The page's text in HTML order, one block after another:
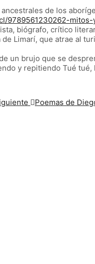
de los
9789561230262-
biógrafo, crítico
Limarí, que atrae al
un brujo que se
y repitiendo Tué
Poemas de